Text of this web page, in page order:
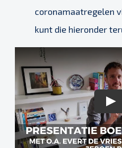
coronamaatregelen
kunt die hieronder